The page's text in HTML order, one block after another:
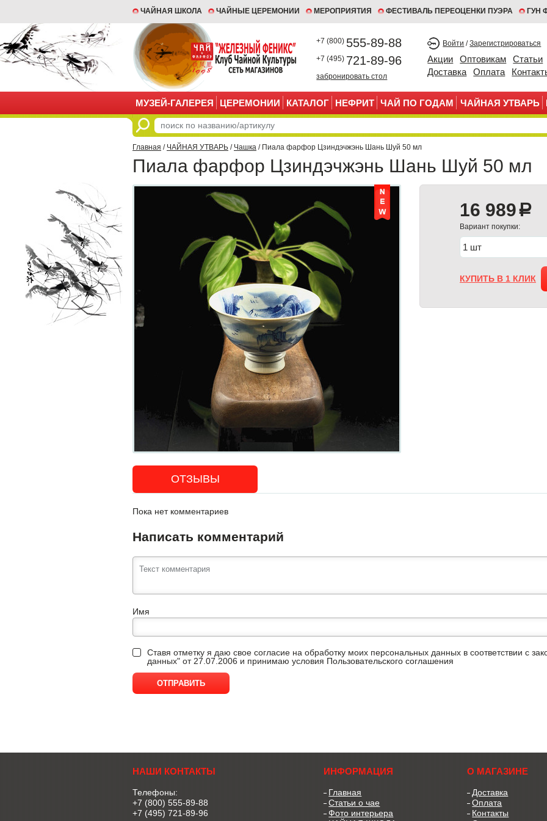
ЧАЙНАЯ ШКОЛА ЧАЙНЫЕ ЦЕРЕМОНИИ МЕРОПРИЯТИЯ ФЕСТИВАЛЬ ПЕРЕОЦЕНКИ ПУЭРА ГУН
+7 (800) 555-89-88
+7 (495) 721-89-96
забронировать стол
Войти /Зарегистрироваться
Акции Оптовикам
Статьи
Доставка
Оплата
МУЗЕЙ-ГАЛЕРЕЯ ЦЕРЕМОНИИ КАТАЛОГ НЕФРИТ ЧАЙ ПО ГОДАМ ЧАЙНАЯ УТВАРЬ
Главная / ЧАЙНАЯ УТВАРЬ / Чашка / Пиала фарфор Цзиндэчжэнь Шань Шуй 50 мл
Пиала фарфор Цзиндэчжэнь Шань Шуй 50 мл
16 989 a
Вариант покупки:
КУПИТЬ В 1 КЛИК
ОТЗЫВЫ
Пока нет комментариев
Написать комментарий
Имя
Ставя отметку я даю свое согласие на обработку моих персональных данных в соответствии с
данных" от 27.07.2006 и принимаю условия Пользовательского соглашения
НАШИ КОНТАКТЫ
Телефоны:
+7 (800) 555-89-88
+7 (495) 721-89-96
ИНФОРМАЦИЯ
Главная
Статьи о чае
Фото интерьера
О МАГАЗИНЕ
Доставка
Оплата
Контакты